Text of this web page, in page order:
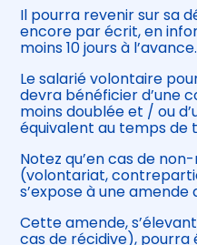
Il pourra revenir sur sa
encore par écrit, en
moins 10 jours à l’avance.
Le salarié volontaire
devra bénéficier d’une
moins doublée et / ou
équivalent au temps de
Notez qu’en cas de
(volontariat,
s’expose à une amende
Cette amende,
cas de récidive),